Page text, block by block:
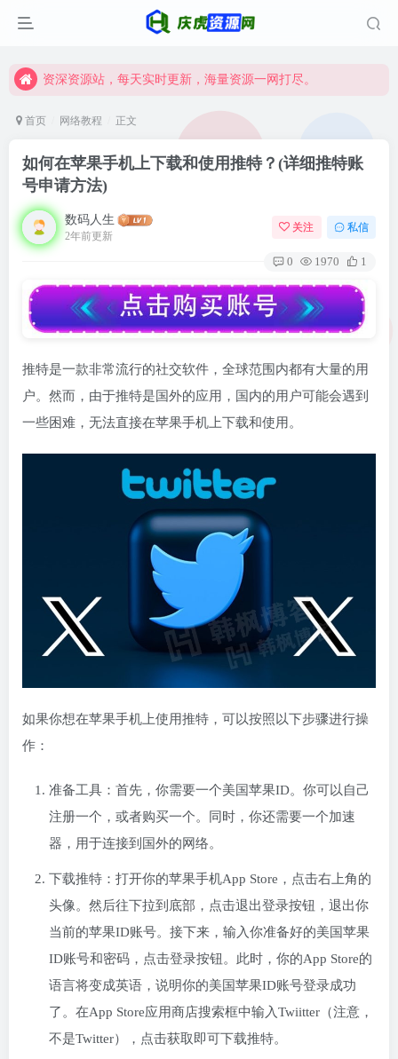
资深资源站，每天实时更新，海量资源一网打尽。
资深资源站，每天实时更新，海量资源一网打尽。
首页 网络教程 正文
如何在苹果手机上下载和使用推特？(详细推特账
号申请方法)
数码人生
2年前更新
关注 私信
0 1970 1
推特是一款非常流行的社交软件，全球范围内都有大量的用
户。然而，由于推特是国外的应用，国内的用户可能会遇到
一些困难，无法直接在苹果手机上下载和使用。
如果你想在苹果手机上使用推特，可以按照以下步骤进行操
作：
准备工具：首先，你需要一个美国苹果ID。你可以自己
注册一个，或者购买一个。同时，你还需要一个加速
器，用于连接到国外的网络。
下载推特：打开你的苹果手机App Store，点击右上角的
头像。然后往下拉到底部，点击退出登录按钮，退出你
当前的苹果ID账号。接下来，输入你准备好的美国苹果
ID账号和密码，点击登录按钮。此时，你的App Store的
语言将变成英语，说明你的美国苹果ID账号登录成功
了。在App Store应用商店搜索框中输入Twiitter（注意，
不是Twitter），点击获取即可下载推特。